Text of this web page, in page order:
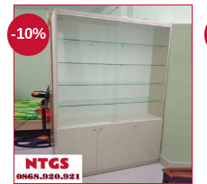
-10%